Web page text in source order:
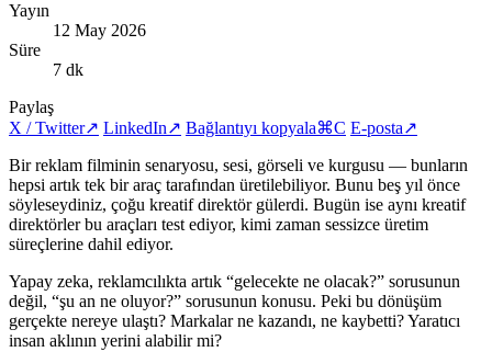
Yayın
12 May 2026
Süre
7 dk
Paylaş
X / Twitter↗ LinkedIn↗ Bağlantıyı kopyala⌘C E-posta↗
Bir reklam filminin senaryosu, sesi, görseli ve kurgusu — bunların
hepsi artık tek bir araç tarafından üretilebiliyor. Bunu beş yıl önce
söyleseydiniz, çoğu kreatif direktör gülerdi. Bugün ise aynı kreatif
direktörler bu araçları test ediyor, kimi zaman sessizce üretim
süreçlerine dahil ediyor.
Yapay zeka, reklamcılıkta artık “gelecekte ne olacak?” sorusunun
değil, “şu an ne oluyor?” sorusunun konusu. Peki bu dönüşüm
gerçekte nereye ulaştı? Markalar ne kazandı, ne kaybetti? Yaratıcı
insan aklının yerini alabilir mi?